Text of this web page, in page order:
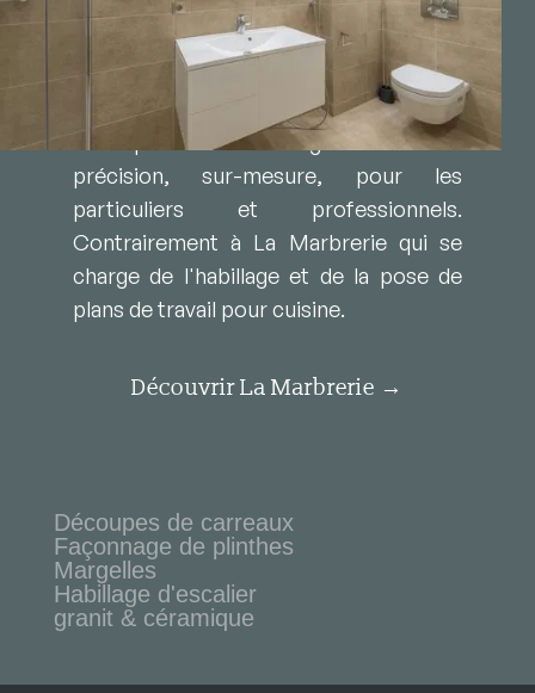
Céram’ Découpes est un service
spécialisé de La Marbrerie du Lamentin
en Martinique. Nous proposons des
découpes de carrelage de haute
précision, sur-mesure, pour les
particuliers et professionnels.
Contrairement à La Marbrerie qui se
charge de l'habillage et de la pose de
plans de travail pour cuisine.
Découvrir La Marbrerie →
Découpes de carreaux
Façonnage de plinthes
Margelles
Habillage d'escalier
granit & céramique